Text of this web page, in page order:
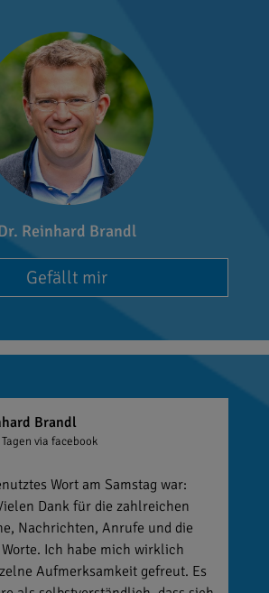
Reinhard Brandl
Gefällt mir
Brandl
via facebook
Wort am Samstag war:
Dank für die zahlreichen
Nachrichten, Anrufe und die
Ich habe mich wirklich
Aufmerksamkeit gefreut. Es